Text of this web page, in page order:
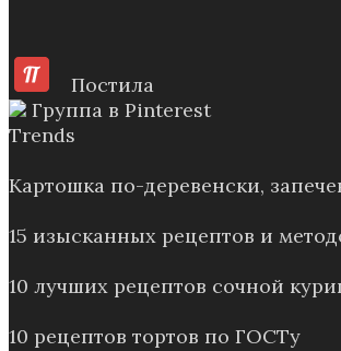
Постила
Группа в Pinterest
Trends
Картошка по-деревенски,
15 изысканных рецептов и
10 лучших рецептов сочной
10 рецептов тортов по ГОСТу